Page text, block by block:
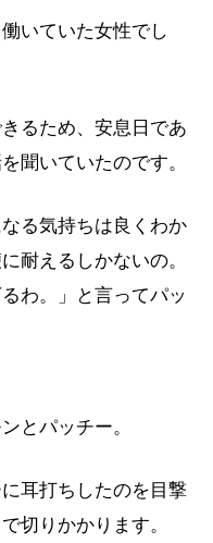
いていた女性でし
るため、安息日であ
聞いていたのです。
る気持ちは良くわか
耐えるしかないの。
わ。」と言ってパッ
とパッチー。
耳打ちしたのを目撃
切りかかります。